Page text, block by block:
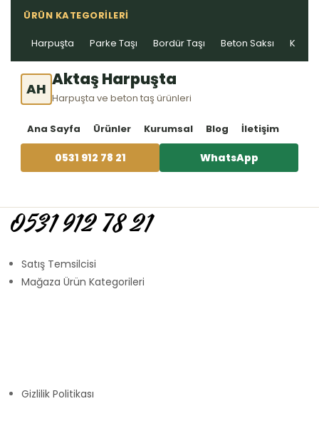
ÜRÜN KATEGORILERI
Harpuşta Parke Taşı Bordür Taşı Beton Saksı Kablo
AH Aktaş Harpuşta
Harpuşta ve beton taş ürünleri
Ana Sayfa Ürünler Kurumsal Blog İletişim
0531 912 78 21 WhatsApp
0531 912 78 21
Satış Temsilcisi
Mağaza Ürün Kategorileri
Gizlilik Politikası